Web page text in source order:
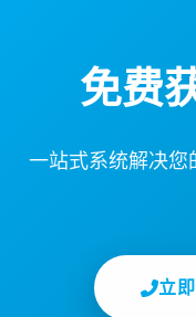
免费
一站式系统解决您
立